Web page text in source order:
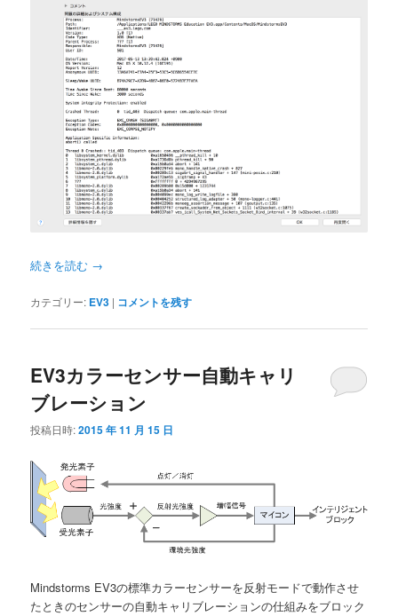
続きを読む →
カテゴリー: EV3 | コメントを残す
EV3カラーセンサー自動キャリ
ブレーション
投稿日時:2015 年 11 月 15 日
Mindstorms EV3の標準カラーセンサーを反射モードで動作させ
たときのセンサーの自動キャリブレーションの仕組みをブロック